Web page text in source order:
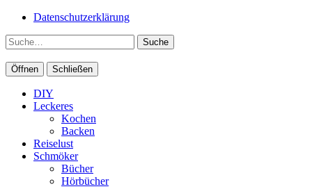
Datenschutzerklärung
Suche
Öffnen Schließen
DIY
Leckeres
Kochen
Backen
Reiselust
Schmöker
Bücher
Hörbücher